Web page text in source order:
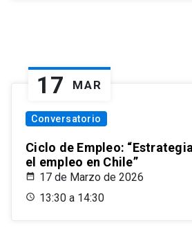
17 MAR
Conversatorio
Ciclo de Empleo:
el empleo en Chile”
17 de Marzo de 2026
13:30 a 14:30